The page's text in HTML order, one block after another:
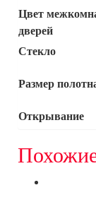
Цвет
дверей
Стекло
Размер
Открывание